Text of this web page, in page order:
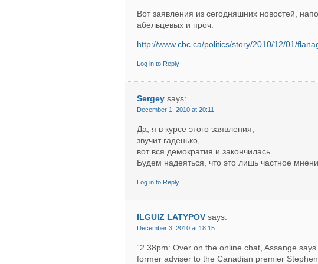
Вот заявления из сегодняшних новостей,
абельцевых и проч.
http://www.cbc.ca/politics/story/2010/12/01/
Log in to Reply
Sergey says:
December 1, 2010 at 20:11
Да, я в курсе этого заявления,
звучит гаденько,
вот вся демократия и закончилась.
Будем надеяться, что это лишь частное
Log in to Reply
ILGUIZ LATYPOV says:
December 3, 2010 at 18:15
“2.38pm: Over on the online chat, Assange
former adviser to the Canadian premier